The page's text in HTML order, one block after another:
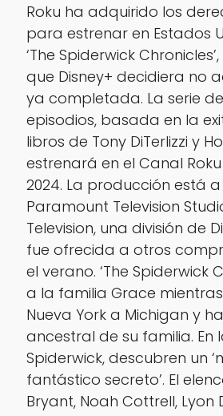
Roku ha adquirido los
para estrenar en Estados
‘The Spiderwick
que Disney+ decidiera no
ya completada. La serie
episodios, basada en la
libros de Tony DiTerlizzi y
estrenará en el Canal
2024. La producción está
Paramount Television
Television, una división de
fue ofrecida a otros
el verano. ‘The Spiderwick
a la familia Grace
Nueva York a Michigan y
ancestral de su familia. En
Spiderwick, descubren un
fantástico secreto’. El
Bryant, Noah Cottrell, Lyon